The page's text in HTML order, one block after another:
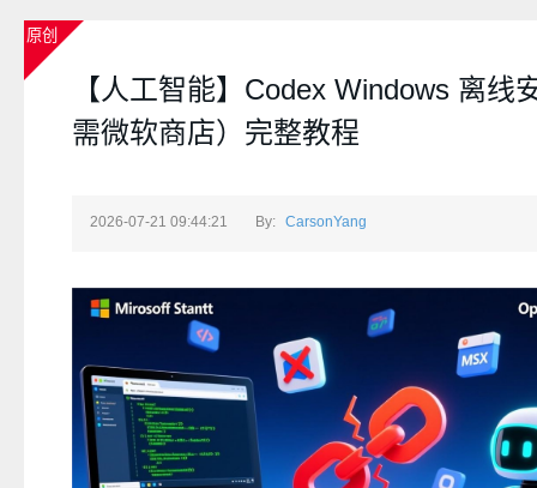
原创
【人工智能】Codex Windows 离线
需微软商店）完整教程
2026-07-21 09:44:21 By: CarsonYang